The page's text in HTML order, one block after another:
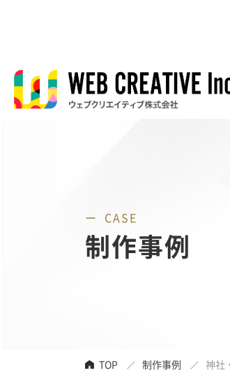
CASE
制作事例
TOP 制作事例 神社